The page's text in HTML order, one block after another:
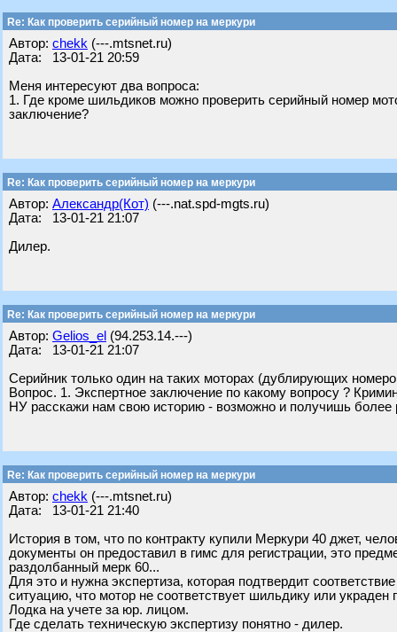
Re: Как проверить серийный номер на меркури
Автор: chekk (---.mtsnet.ru)
Дата: 13-01-21 20:59
Меня интересуют два вопроса:
1. Где кроме шильдиков можно проверить серийный номер
заключение?
Re: Как проверить серийный номер на меркури
Автор: Александр(Кот) (---.nat.spd-mgts.ru)
Дата: 13-01-21 21:07
Дилер.
Re: Как проверить серийный номер на меркури
Автор: Gelios_el (94.253.14.---)
Дата: 13-01-21 21:07
Серийник только один на таких моторах (дублирующих
Вопрос. 1. Экспертное заключение по какому вопросу ?
НУ расскажи нам свою историю - возможно и получишь более
Re: Как проверить серийный номер на меркури
Автор: chekk (---.mtsnet.ru)
Дата: 13-01-21 21:40
История в том, что по контракту купили Меркури 40 джет,
документы он предоставил в гимс для регистрации, это
раздолбанный мерк 60...
Для это и нужна экспертиза, которая подтвердит
ситуацию, что мотор не соответствует шильдику или украден
Лодка на учете за юр. лицом.
Где сделать техническую экспертизу понятно - дилер.